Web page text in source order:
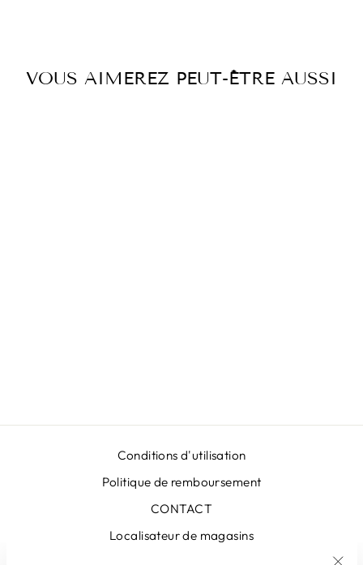
VOUS AIMEREZ PEUT-ÊTRE AUSSI
Conditions d'utilisation
Politique de remboursement
CONTACT
Localisateur de magasins